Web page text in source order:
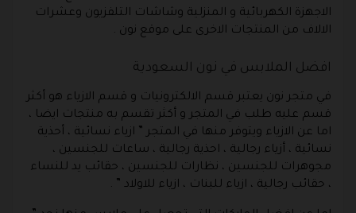
الاجهزة الكهربائية و المنزلية وشاشات التلفزيون وعشرات
الالاف من المنتجات الاخرى على موقع نون .
افضل الملابس في نون السعودية
في متجر نون يعتبر قسم الالكترونيات و قسم الازياء هو أكثر
قسم عليه طلب في المتجر و أكثر تقسم به منتجات ايضا ،
اما عن الازياء ويتوفر منها في المتجر ” ازياء نسائية ، أحذية
نسائية ، أزياء رجالية ، احذية رجالية ، ساعات للجنسين ،
مجوهرات للجنسين ، نظارات للجنسين ، حقائب يد للنساء
، حقائب رجالية ، ازياء للبنات ، ازياء للاولاد ” .